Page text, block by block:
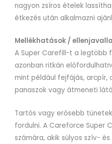
nagyon zsíros ételek
étkezés után alkalmazni
Mellékhatások /
A Super Carefill-t a legtöbb
azonban ritkán
mint például fejfájás, arcpír,
panaszok vagy átmeneti
Tartós vagy erősebb
fordulni. A Careforce Super
számára, akik súlyos szív-